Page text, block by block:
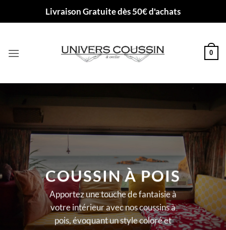
Livraison Gratuite dès 50€ d'achats
0
COUSSIN À POIS
Apportez une touche de fantaisie à
votre intérieur avec nos coussins à
pois, évoquant un style coloré et